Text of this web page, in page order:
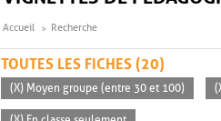
Accueil Recherche
TOUTES LES FICHES (20)
(X) Moyen groupe (entre 30 et 100)